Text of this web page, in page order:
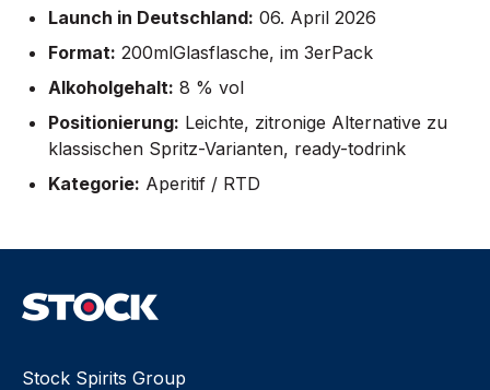
Launch in Deutschland: 06. April 2026
Format: 200mlGlasflasche, im 3erPack
Alkoholgehalt: 8 % vol
Positionierung: Leichte, zitronige Alternative zu
klassischen Spritz-Varianten, ready-todrink
Kategorie: Aperitif / RTD
Stock Spirits Group